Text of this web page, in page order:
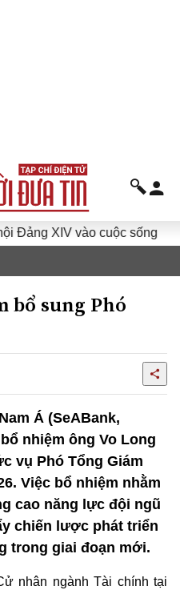
XIV vào cuộc sống
bổ sung Phó
Á (SeABank,
nhiệm ông Vo Long
vụ Phó Tổng Giám
Việc bổ nhiệm nhằm
cao năng lực đội ngũ
chiến lược phát triển
trong giai đoạn mới.
nhân ngành Tài chính tại